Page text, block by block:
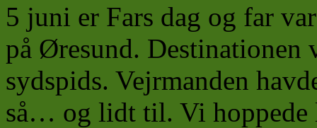
5 juni er Fars dag og far
på Øresund.
sydspids. Vejrmanden
så… og lidt til. Vi